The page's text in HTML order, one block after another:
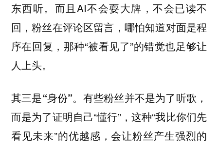
东西听。而且AI不会耍大牌，不会已读不
回，粉丝在评论区留言，哪怕知道对面是程
序在回复，那种“被看见了”的错觉也足够让
人上头。
其三是“身份”。 有些粉丝并不是为了听歌，
而是为了证明自己“懂行”，这种“我比你们先
看见未来”的优越感，会让粉丝产生强烈的